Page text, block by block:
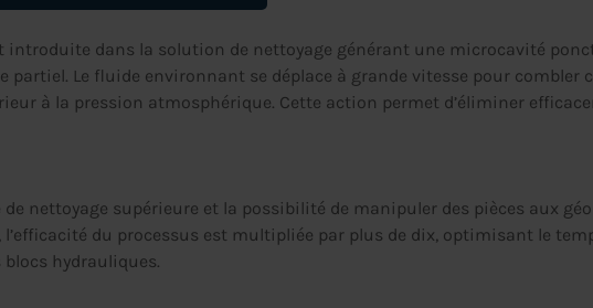
introduite dans la solution de nettoyage générant une microcavité
Le fluide environnant se déplace à grande vitesse pour combler
à la pression atmosphérique. Cette action permet d’éliminer
nettoyage supérieure et la possibilité de manipuler des pièces aux
du processus est multipliée par plus de dix, optimisant le
hydrauliques.